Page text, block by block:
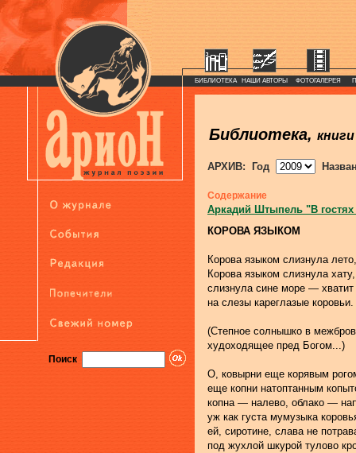
Поиск
БИБЛИОТЕКА НАШИ АВТОРЫ ФОТОГАЛЕРЕЯ
Библиотека, книги
АРХИВ: Год
Содержание
Аркадий Штыпель "В
КОРОВА ЯЗЫКОМ
Корова языком слизнула лето,
Корова языком слизнула хату,
слизнула сине море — хватит
на слезы кареглазые коровьи.
(Степное солнышко в
худоходящее пред Богом...)
О, ковырни еще корявым
еще копни натоптанным
копна — налево, облако —
уж как густа мумузыка
ей, сиротине, слава не
под жухлой шкурой тулово